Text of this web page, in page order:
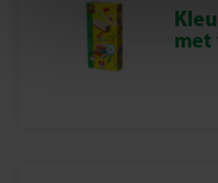
Bij SES Creative
zelfvertrouwen
Nederland
met